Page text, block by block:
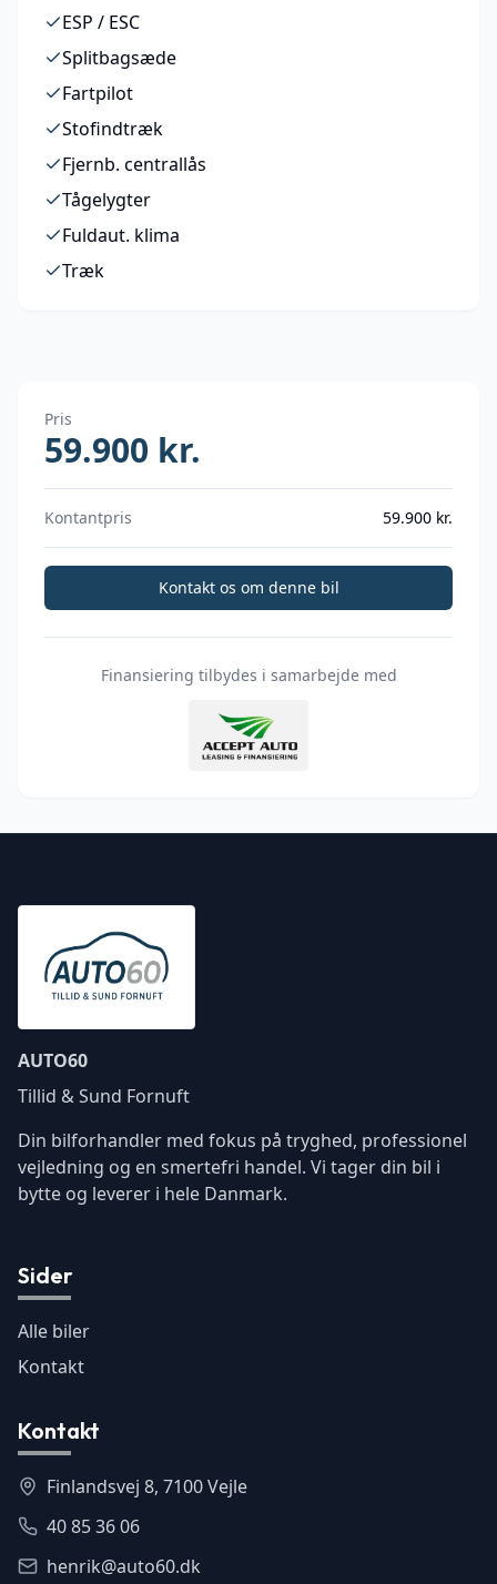
ESP / ESC
Splitbagsæde
Fartpilot
Stofindtræk
Fjernb. centrallås
Tågelygter
Fuldaut. klima
Træk
Pris
59.900 kr.
Kontantpris 59.900 kr.
Kontakt os om denne bil
Finansiering tilbydes i samarbejde med
AUTO60
Tillid & Sund Fornuft
Din bilforhandler med fokus på tryghed, professionel
vejledning og en smertefri handel. Vi tager din bil i
bytte og leverer i hele Danmark.
Sider
Alle biler
Kontakt
Kontakt
Finlandsvej 8, 7100 Vejle
40 85 36 06
henrik@auto60.dk